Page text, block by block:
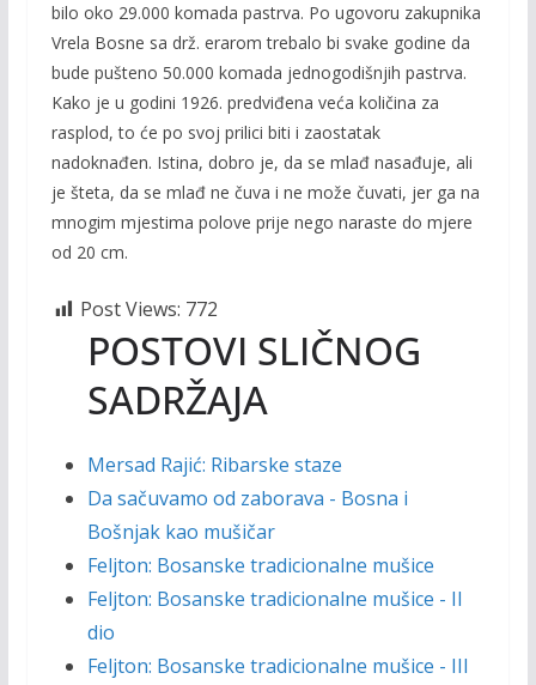
bilo oko 29.000 komada pastrva. Po ugo­voru zakupnika
Vrela Bosne sa drž. erarom trebalo bi svake godine da
bude pušteno 50.000 komada jedno­godišnjih pastrva.
Kako je u godini 1926. predviđena veća količina za
rasplod, to će po svoj prilici biti i zaostatak
nadoknađen. Istina, dobro je, da se mlađ nasađuje, ali
je šteta, da se mlađ ne čuva i ne može ču­vati, jer ga na
mnogim mjestima polove prije nego naraste do mjere
od 20 cm.
Post Views: 772
POSTOVI SLIČNOG
SADRŽAJA
Mersad Rajić: Ribarske staze
Da sačuvamo od zaborava - Bosna i
Bošnjak kao mušičar
Feljton: Bosanske tradicionalne mušice
Feljton: Bosanske tradicionalne mušice - II
dio
Feljton: Bosanske tradicionalne mušice - III